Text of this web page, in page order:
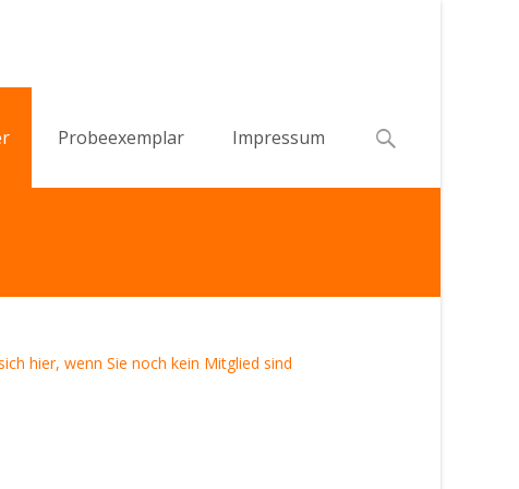
Probeexemplar Impressum
Search
hier, wenn Sie noch kein Mitglied sind